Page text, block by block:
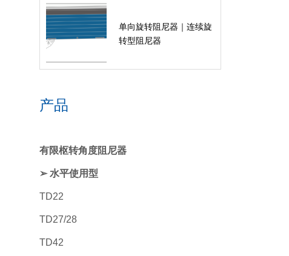
单向旋转阻尼器｜连续旋
转型阻尼器
产品
有限枢转角度阻尼器
➢ 水平使用型
TD22
TD27/28
TD42